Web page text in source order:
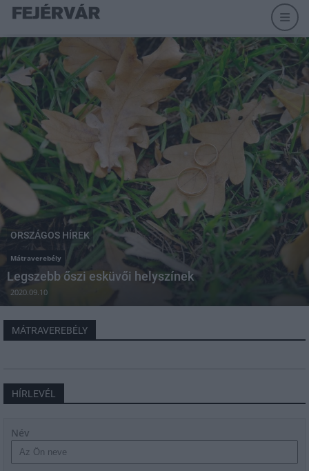
ORSZÁGOS HÍREK
Mátraverebély
Legszebb őszi esküvői helyszínek
2020.09.10
MÁTRAVEREBÉLY
HÍRLEVÉL
Név